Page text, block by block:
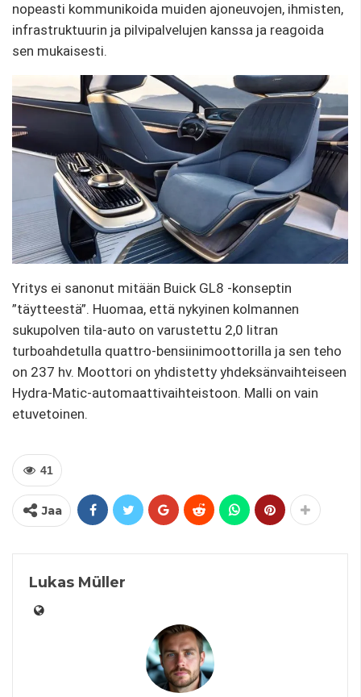
nopeasti kommunikoida muiden ajoneuvojen, ihmisten,
infrastruktuurin ja pilvipalvelujen kanssa ja reagoida
sen mukaisesti.
Yritys ei sanonut mitään Buick GL8 -konseptin
”täytteestä”. Huomaa, että nykyinen kolmannen
sukupolven tila-auto on varustettu 2,0 litran
turboahdetulla quattro-bensiinimoottorilla ja sen teho
on 237 hv. Moottori on yhdistetty yhdeksänvaihteiseen
Hydra-Matic-automaattivaihteistoon. Malli on vain
etuvetoinen.
41
Jaa
Lukas Müller